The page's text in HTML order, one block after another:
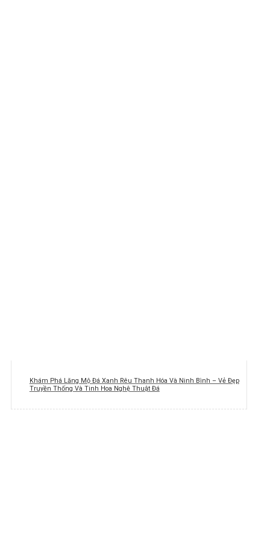
Khám Phá Lăng Mộ Đá Xanh Rêu Thanh Hóa Và Ninh Bình – Vẻ Đẹp
Truyền Thống Và Tinh Hoa Nghệ Thuật Đá